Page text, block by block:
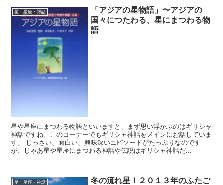
星・星座・神話
「アジアの星物語」〜アジアの
国々につたわる、星にまつわる物
語
星や星座にまつわる物語といいますと、まず思い浮かぶのはギリシャ
神話ですね。このコーナーでもギリシャ神話をメインにお話していま
す。 じっさい、面白い、興味深いエピソードがたっぷりなのです
が、じゃあ星や星座にまつわる神話や伝説はギリシャ神話だ...
星・星座・神話
冬の流れ星！２０１３年のふたご